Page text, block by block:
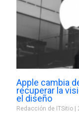
Apple cambia
recuperar la
el diseño
Redacción de ITSitio